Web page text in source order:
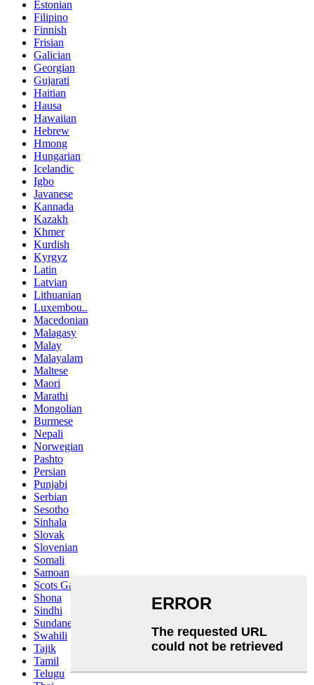
Estonian
Filipino
Finnish
Frisian
Galician
Georgian
Gujarati
Haitian
Hausa
Hawaiian
Hebrew
Hmong
Hungarian
Icelandic
Igbo
Javanese
Kannada
Kazakh
Khmer
Kurdish
Kyrgyz
Latin
Latvian
Lithuanian
Luxembou..
Macedonian
Malagasy
Malay
Malayalam
Maltese
Maori
Marathi
Mongolian
Burmese
Nepali
Norwegian
Pashto
Persian
Punjabi
Serbian
Sesotho
Sinhala
Slovak
Slovenian
Somali
Samoan
Scots Gaelic
Shona
Sindhi
Sundanese
Swahili
Tajik
Tamil
Telugu